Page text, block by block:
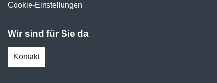
Cookie-Einstellungen
Wir sind für Sie da
Kontakt